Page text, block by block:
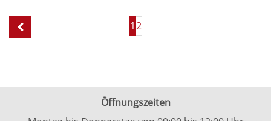
Seite
1
Seiten
blättern
12
Öffnungszeiten